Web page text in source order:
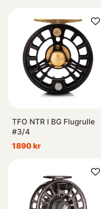
TFO NTR I BG Flugrulle
#3/4
1890 kr